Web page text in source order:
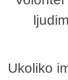
Ukoliko